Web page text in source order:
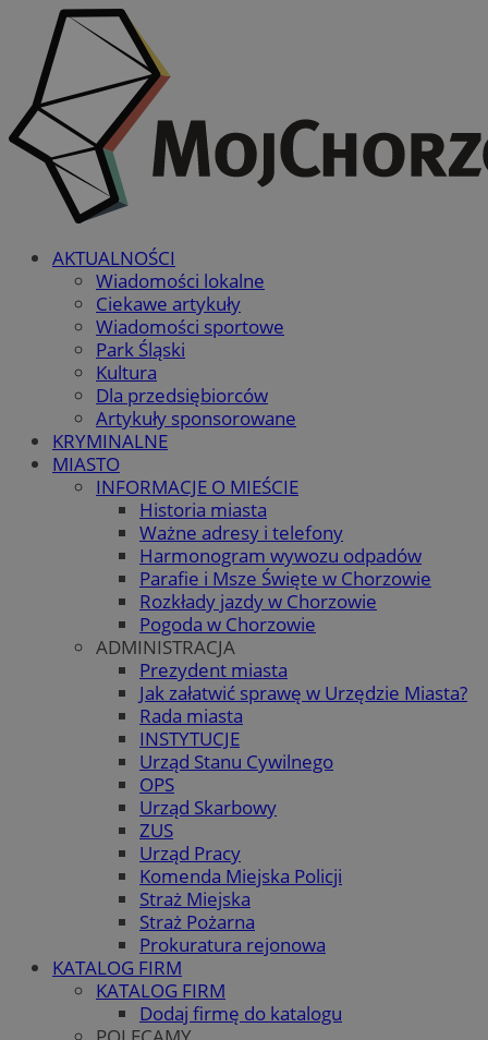
AKTUALNOŚCI
Wiadomości lokalne
Ciekawe artykuły
Wiadomości sportowe
Park Śląski
Kultura
Dla przedsiębiorców
Artykuły sponsorowane
KRYMINALNE
MIASTO
INFORMACJE O MIEŚCIE
Historia miasta
Ważne adresy i telefony
Harmonogram wywozu odpadów
Parafie i Msze Święte w Chorzowie
Rozkłady jazdy w Chorzowie
Pogoda w Chorzowie
ADMINISTRACJA
Prezydent miasta
Jak załatwić sprawę w Urzędzie Miasta?
Rada miasta
INSTYTUCJE
Urząd Stanu Cywilnego
OPS
Urząd Skarbowy
ZUS
Urząd Pracy
Komenda Miejska Policji
Straż Miejska
Straż Pożarna
Prokuratura rejonowa
KATALOG FIRM
KATALOG FIRM
Dodaj firmę do katalogu